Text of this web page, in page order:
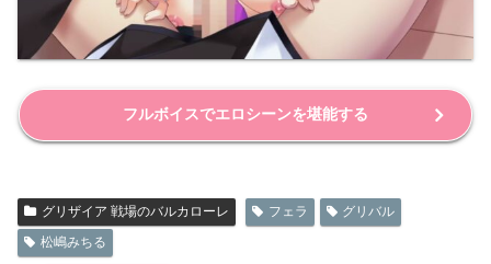
フルボイスでエロシーンを堪能する
グリザイア 戦場のバルカローレ フェラ
グリバル
松嶋みちる